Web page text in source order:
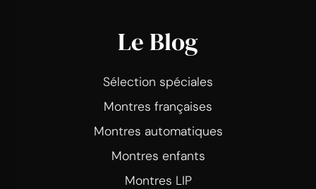
Le Blog
Sélection spéciales
Montres françaises
Montres automatiques
Montres enfants
Montres LIP